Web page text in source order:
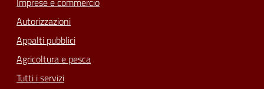
Autorizzazioni
Appalti pubblici
Agricoltura e pesca
Tutti i servizi